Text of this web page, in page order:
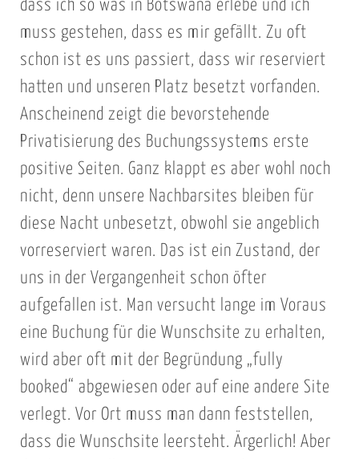
dass ich so was in Botswana erlebe und ich
muss gestehen, dass es mir gefällt. Zu oft
schon ist es uns passiert, dass wir reserviert
hatten und unseren Platz besetzt vorfanden.
Anscheinend zeigt die bevorstehende
Privatisierung des Buchungssystems erste
positive Seiten. Ganz klappt es aber wohl noch
nicht, denn unsere Nachbarsites bleiben für
diese Nacht unbesetzt, obwohl sie angeblich
vorreserviert waren. Das ist ein Zustand, der
uns in der Vergangenheit schon öfter
aufgefallen ist. Man versucht lange im Voraus
eine Buchung für die Wunschsite zu erhalten,
wird aber oft mit der Begründung „fully
booked“ abgewiesen oder auf eine andere Site
verlegt. Vor Ort muss man dann feststellen,
dass die Wunschsite leersteht. Ärgerlich! Aber